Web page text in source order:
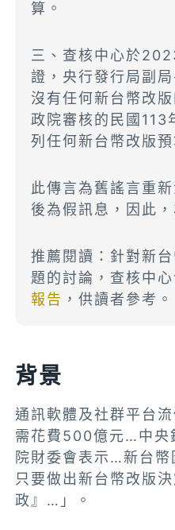
算。
三、查核中心於
證，央行發行局副
沒有任何新台幣改
政院審核的民國113
列任何新台幣改版預
此傳言為舊謠言重
後為假訊息，因此
推薦閱讀：針對新
題的討論，查核中
報告 ，供讀者參考。
背景
通訊軟體及社群平台
需花費500億元…中央
院財委會表示…新台幣
只要做出新台幣改版
政』…」。